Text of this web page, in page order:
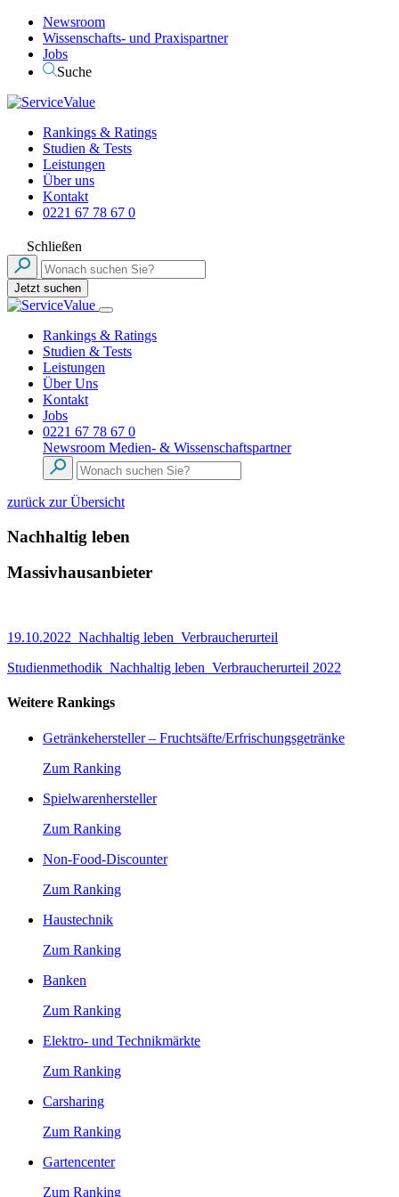
Newsroom
Wissenschafts- und Praxispartner
Jobs
Suche
Rankings & Ratings
Studien & Tests
Leistungen
Über uns
Kontakt
0221 67 78 67 0
Schließen
Jetzt suchen
Rankings & Ratings
Studien & Tests
Leistungen
Über Uns
Kontakt
Jobs
0221 67 78 67 0
Newsroom Medien- & Wissenschaftspartner
zurück zur Übersicht
Nachhaltig leben
Massivhausanbieter
19.10.2022_Nachhaltig leben_Verbraucherurteil
Studienmethodik_Nachhaltig leben_Verbraucherurteil 2022
Weitere Rankings
Getränkehersteller – Fruchtsäfte/Erfrischungsgetränke
Zum Ranking
Spielwarenhersteller
Zum Ranking
Non-Food-Discounter
Zum Ranking
Haustechnik
Zum Ranking
Banken
Zum Ranking
Elektro- und Technikmärkte
Zum Ranking
Carsharing
Zum Ranking
Gartencenter
Zum Ranking